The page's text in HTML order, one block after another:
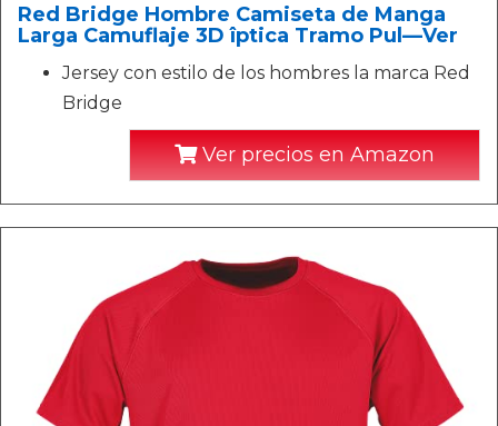
Red Bridge Hombre Camiseta de Manga
Larga Camuflaje 3D îptica Tramo Pul—Ver
Jersey con estilo de los hombres la marca Red
Bridge
Ver precios en Amazon